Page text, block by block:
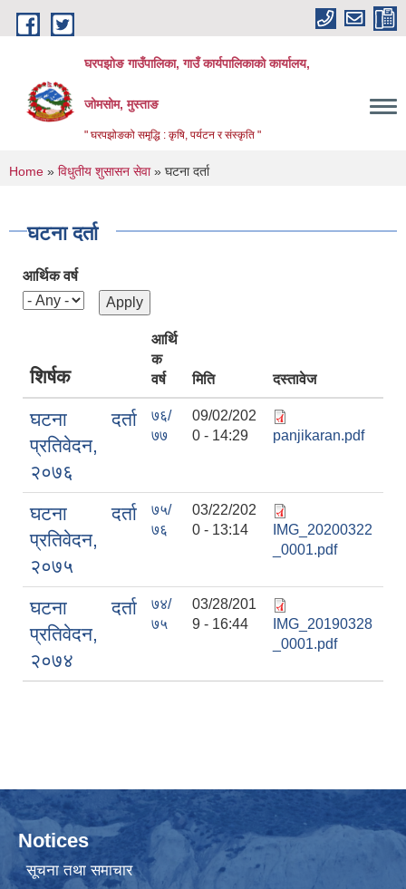
Skip to main content
घरपझोङ गाउँपालिका, गाउँ कार्यपालिकाको कार्यालय,
जोमसोम, मुस्ताङ
" घरपझोङको समृद्धि : कृषि, पर्यटन र संस्कृति "
You are here
Home » विधुतीय शुसासन सेवा» घटना दर्ता
घटना दर्ता
आर्थिक वर्ष
शिर्षक
आर्थि
क
वर्ष
मिति दस्तावेज
घटना दर्ता
प्रतिवेदन,
२०७६
७६/
७७
09/02/202
0 - 14:29
panjikaran.pdf
घटना दर्ता
प्रतिवेदन,
२०७५
७५/
७६
03/22/202
0 - 13:14
IMG_20200322
_0001.pdf
घटना दर्ता
प्रतिवेदन,
२०७४
७४/
७५
03/28/201
9 - 16:44
IMG_20190328
_0001.pdf
Notices
सूचना तथा समाचार